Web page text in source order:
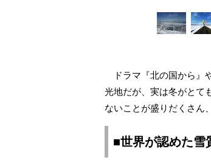
ドラマ『北の国から』
光地だが、実は冬がとて
ないことが盛りだくさん
■世界が認めた雪